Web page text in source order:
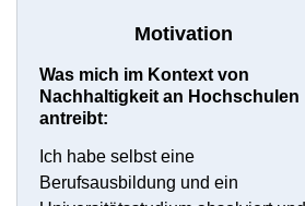
Motivation
Was mich im Kontext von
Nachhaltigkeit an Hochschulen
antreibt:
Ich habe selbst eine
Berufsausbildung und ein